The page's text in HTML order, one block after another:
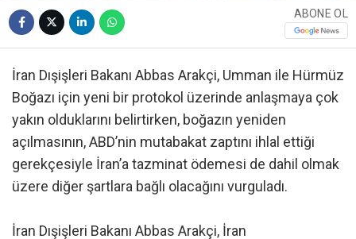
ABONE OL
İran Dışişleri Bakanı Abbas Arakçi, Umman ile Hürmüz
Boğazı için yeni bir protokol üzerinde anlaşmaya çok
yakın olduklarını belirtirken, boğazın yeniden
açılmasının, ABD’nin mutabakat zaptını ihlal ettiği
gerekçesiyle İran’a tazminat ödemesi de dahil olmak
üzere diğer şartlara bağlı olacağını vurguladı.
İran Dışişleri Bakanı Abbas Arakçi, İran